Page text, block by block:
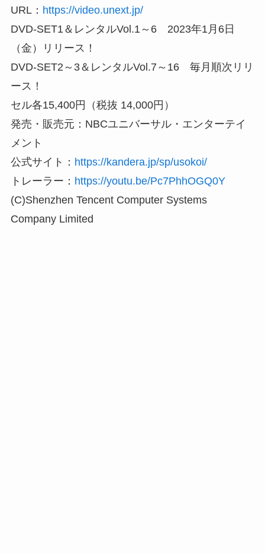
URL： https://video.unext.jp/
DVD-SET1＆レンタルVol.1～6 2023年1月6日
（金）リリース！
DVD-SET2～3＆レンタルVol.7～16 毎月順次リリ
ース！
セル各15,400円（税抜 14,000円）
発売・販売元：NBCユニバーサル・エンターテイ
メント
公式サイト： https://kandera.jp/sp/usokoi/
トレーラー： https://youtu.be/Pc7PhhOGQ0Y
(C)Shenzhen Tencent Computer Systems
Company Limited